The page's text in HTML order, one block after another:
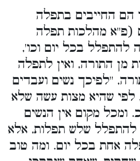
הם החייבים בתפלה
(פ''א מהלכות תפלה
להתפלל בכל יום וכו',
מן התורה, ואין לתפלה
''לפיכך נשים ועבדים
לפי שהיא מצות עשה שלא
ומכל מקום אין הנשים
להתפלל שלש תפלות, אלא
אחת בכל יום. ומה טוב